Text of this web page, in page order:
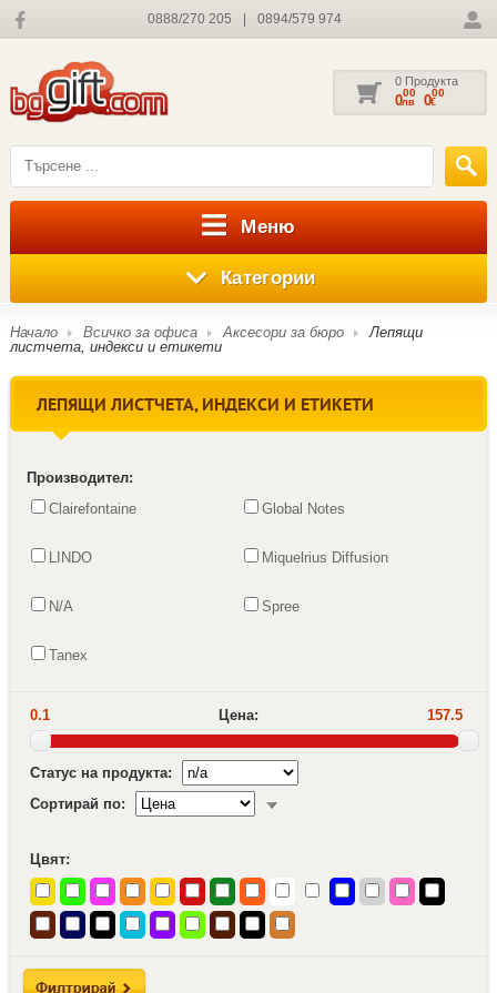
0888/270 205 0894/579 974
0 Продукта
000
лв 000
€
Меню
Категории
Начало Всичко за офиса Аксесори за бюро
Лепящи
листчета, индекси и етикети
ЛЕПЯЩИ ЛИСТЧЕТА, ИНДЕКСИ И ЕТИКЕТИ
Производител:
Clairefontaine
Global Notes
LINDO Miquelrius Diffusion
N/A Spree
Tanex
0.1 Цена: 157.5
Статус на продукта:
Сортирай по:
Цвят: